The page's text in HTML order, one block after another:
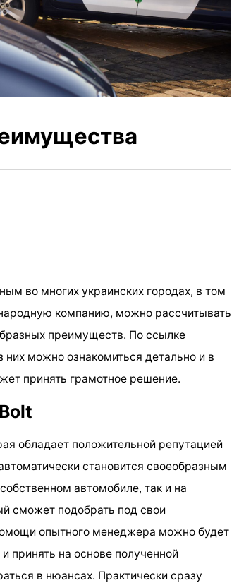
во многих украинских городах, в том
компанию, можно рассчитывать
преимуществ. По ссылке
них можно ознакомиться детально и в
принять грамотное решение.
обладает положительной репутацией
становится своеобразным
автомобиле, так и на
сможет подобрать под свои
опытного менеджера можно будет
принять на основе полученной
в нюансах. Практически сразу